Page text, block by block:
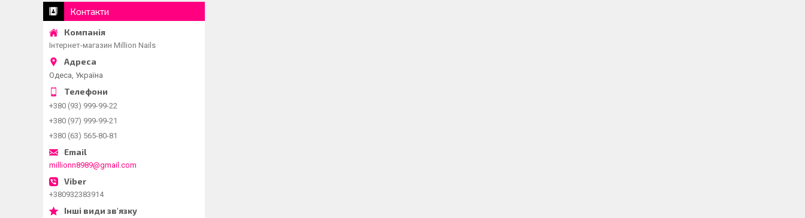
Контакти
Інтернет-магазин Million Nails
Одеса, Україна
+380 (93) 999-99-22
+380 (97) 999-99-21
+380 (63) 565-80-81
millionn8989@gmail.com
+380932383914